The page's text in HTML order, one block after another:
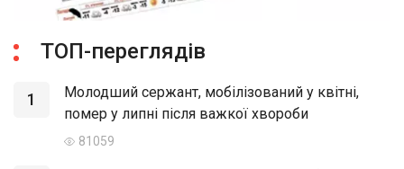
ТОП-переглядів
1
Молодший сержант, мобілізований у квітні,
помер у липні після важкої хвороби
81059